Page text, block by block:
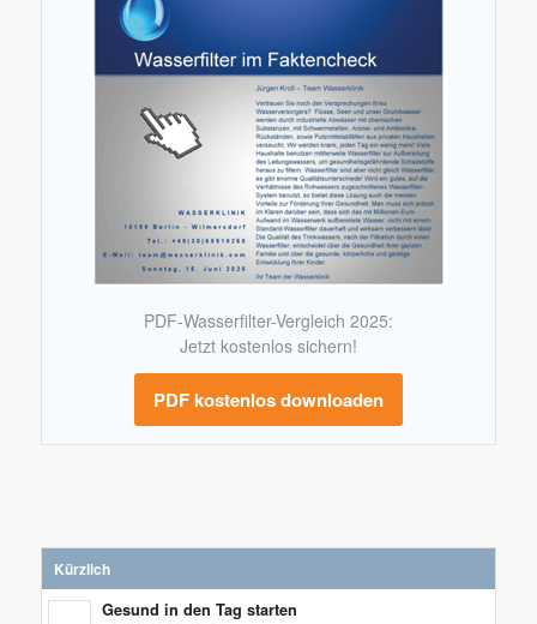
PDF-Wasserfilter-Vergleich 2025:
Jetzt kostenlos sichern!
PDF kostenlos downloaden
Kürzlich
Gesund in den Tag starten